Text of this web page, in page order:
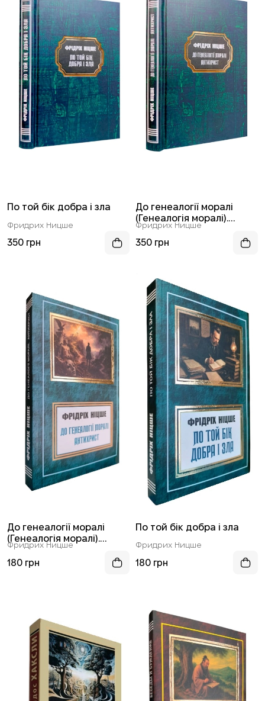
По той бік добра і зла
Фридрих Ницше
350 грн
До генеалогії моралі
(Генеалогія моралі).
Антихрист
Фридрих Ницше
350 грн
До генеалогії моралі
(Генеалогія моралі).
Антихрист
Фридрих Ницше
180 грн
По той бік добра і зла
Фридрих Ницше
180 грн